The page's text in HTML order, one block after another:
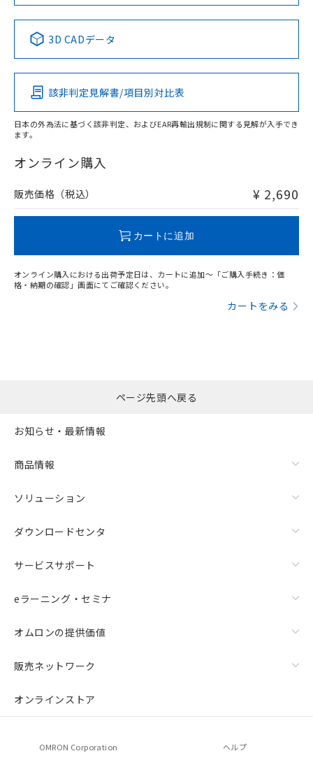
Pb Hg Cd Cr(VI)
O
在庫等で未対応品が混在する可能性があります。
問い合わせください。
3D CADデータ
該非判定見解書/項目別対比表
日本の外為法に基づく該非判定、およびEAR再輸出規制に関する見解が入手でき
ます。
オンライン購入
販売価格（税込） ¥ 2,690
カートに追加
オンライン購入における出荷予定日は、カートに追加～「ご購入手続き：価
格・納期の確認」画面にてご確認ください。
カートをみる
ページ先頭へ戻る
お知らせ・最新情報
商品情報
ソリューション
ダウンロードセンタ
サービスサポート
eラーニング・セミナ
オムロンの提供価値
販売ネットワーク
オンラインストア
OMRON Corporation ヘルプ